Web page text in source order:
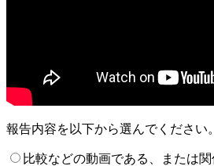
報告内容を以下から選んでください。
比較などの動画である、または